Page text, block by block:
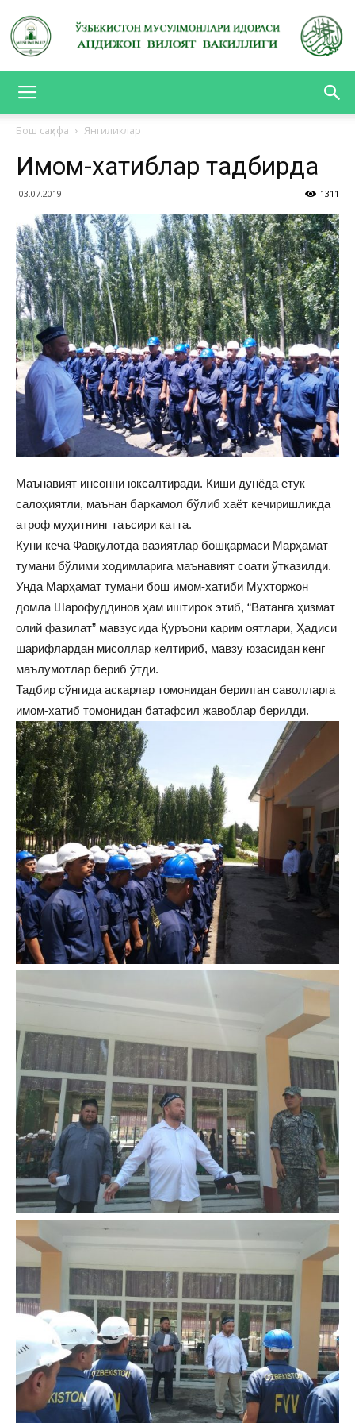
ВИЛОЯТ
ВАКИЛЛИГИ
Бош саҳифа Янгиликлар
Имом-хатиблар тадбирда
03.07.2019 1311
Маънавият инсонни юксалтиради. Киши дунёда етук
салоҳиятли, маънан баркамол бўлиб хаёт кечиришликда
атроф муҳитнинг таъсири катта.
Куни кеча Фавқулотда вазиятлар бошқармаси Марҳамат
тумани бўлими ходимларига маънавият соати ўтказилди.
Унда Марҳамат тумани бош имом-хатиби Мухторжон
домла Шарофуддинов ҳам иштирок этиб, “Ватанга ҳизмат
олий фазилат” мавзусида Қуръони карим оятлари, Ҳадиси
шарифлардан мисоллар келтириб, мавзу юзасидан кенг
маълумотлар бериб ўтди.
Тадбир сўнгида аскарлар томонидан берилган саволларга
имом-хатиб томонидан батафсил жавоблар берилди.